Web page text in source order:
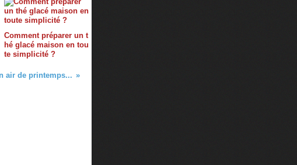
Comment préparer un t
hé glacé maison en tou
te simplicité ?
air de printemps...